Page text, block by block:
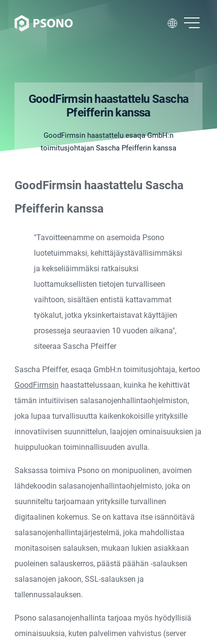
GoodFirmsin haastattelu Sascha
Pfeifferin kanssa
GoodFirmsin haastattelu esaqa GmbH:n
toimitusjohtajan Sascha Pfeifferin kanssa
GoodFirmsin haastattelu Sascha
Pfeifferin kanssa
"Tavoitteenamme on asemoida Psono
luotetuimmaksi, kehittäjäystävällisimmäksi
ja kekseliäimmäksi ratkaisuksi
luottamuksellisten tietojen turvalliseen
vaihtoon, sisältäen entistä kattavammat
työkalut, jotka yksinkertaistavat käyttäjien
prosesseja seuraavien 10 vuoden aikana",
siteeraa Sascha Pfeiffer
Sascha Pfeiffer, esaqa GmbH:n toimitusjohtaja, kertoo
GoodFirmsin haastattelussaan, kuinka he kehittivät
tämän intuitiivisen salasanojenhallintaohjelmiston,
joka lupaa turvallisuutta kaikenkokoisille yrityksille
innovatiivisen suunnittelun, laajojen ominaisuuksien ja
huippuluokan toiminnallisuuden avulla.
Saksassa toimiva Psono on monipuolinen, avoimen
lähdekoodin salasanojenhallintaohjelmisto, joka on
suunniteltu tarjoamaan yrityksille turvallinen
digitaalinen kokemus. Se on kattava itse isännöitävä
salasanojenhallintajärjestelmä, joka mahdollistaa
monitasoisen salauksen, mukaan lukien asiakkaan
puoleinen salauskerros, päästä päähän -salauksen
salasanojen jakoon, SSL-salauksen ja
tallennussalauksen.
Psono salasanojenhallinta tarjoaa myös hyödyllisiä
ominaisuuksia, kuten palvelimen vahvistus (server